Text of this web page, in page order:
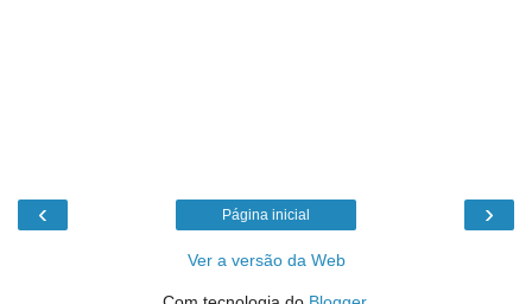
‹ ›
Página inicial
Ver a versão da Web